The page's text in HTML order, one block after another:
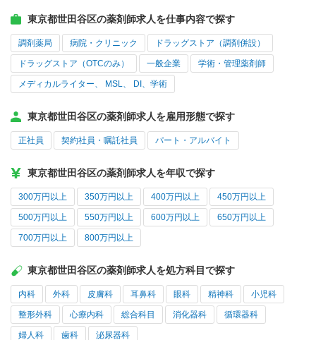
東京都世田谷区の薬剤師求人を仕事内容で探す
調剤薬局 病院・クリニック ドラッグストア（調剤併設）
ドラッグストア（OTCのみ） 一般企業 学術・管理薬剤師
メディカルライター、 MSL、 DI、学術
東京都世田谷区の薬剤師求人を雇用形態で探す
正社員 契約社員・嘱託社員 パート・アルバイト
東京都世田谷区の薬剤師求人を年収で探す
300万円以上 350万円以上 400万円以上 450万円以上
500万円以上 550万円以上 600万円以上 650万円以上
700万円以上 800万円以上
東京都世田谷区の薬剤師求人を処方科目で探す
内科 外科 皮膚科 耳鼻科 眼科 精神科 小児科
整形外科 心療内科 総合科目 消化器科 循環器科
婦人科 歯科 泌尿器科